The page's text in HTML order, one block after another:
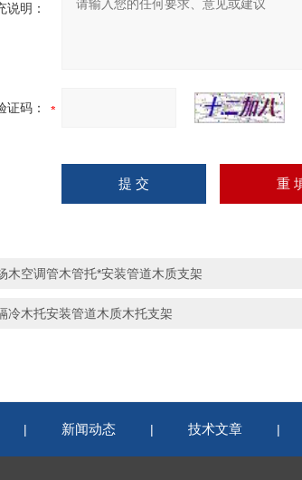
说明：
证码：
木空调管木管托*安装管道木质支架
冷木托安装管道木质木托支架
| 新闻动态 | 技术文章 |